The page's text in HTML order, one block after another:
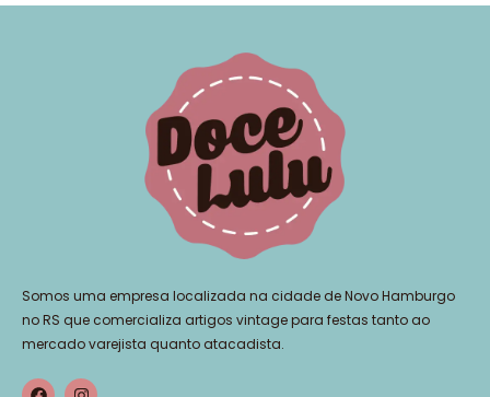
Somos uma empresa localizada na cidade de Novo Hamburgo
no RS que comercializa artigos vintage para festas tanto ao
mercado varejista quanto atacadista.